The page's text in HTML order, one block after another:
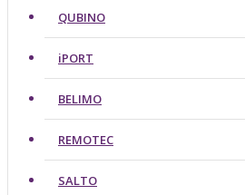
QUBINO
iPORT
BELIMO
REMOTEC
SALTO